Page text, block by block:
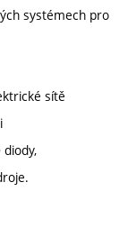
systémech pro
sítě
diody,